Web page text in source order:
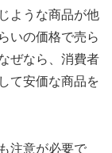
ような商品が他
いの価格で売ら
ぜなら、消費者
て安価な商品を
注意が必要で